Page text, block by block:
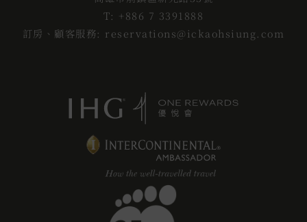
T: +886 7 3391888
訂房、顧客服務: reservations@ickaohsiung.com